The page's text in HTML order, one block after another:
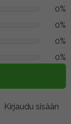
0%
0%
0%
0%
Kirjaudu sisään